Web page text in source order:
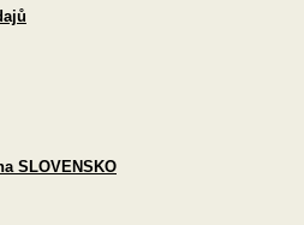
SLOVENSKO